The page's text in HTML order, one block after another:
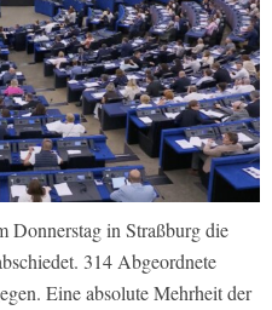
Donnerstag in Straßburg die
314 Abgeordnete
Eine absolute Mehrheit der